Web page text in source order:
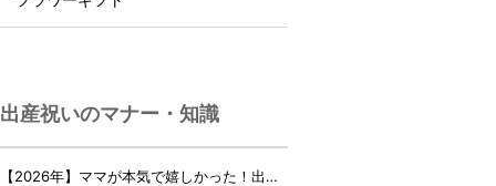
出産祝いのマナー・知識
【2026年】ママが本気で嬉しかった！出産